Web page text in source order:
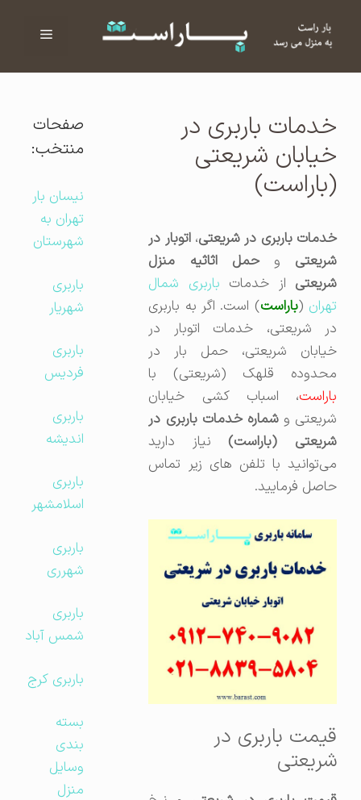
فهرست
خدمات باربری در
خیابان شریعتی
(باراست)
خدمات باربری در شریعتی،اتوبار در
شریعتیو
حمل اثاثیه منزل
شریعتیاز خدماتباربری شمال
تهران(باراست) است. اگر به باربری
در شریعتی، خدمات اتوبار در
خیابان شریعتی، حمل بار در
محدوده قلهک (شریعتی) با
باراست، اسباب کشی خیابان
شریعتی وشماره خدمات باربری در
شریعتی (باراست)نیاز دارید
می‌توانید با تلفن های زیر تماس
حاصل فرمایید.
قیمت باربری در
شریعتی
صفحات
منتخب:
نیسان بار
تهران به
شهرستان
باربری
شهریار
باربری
فردیس
باربری
اندیشه
باربری
اسلامشهر
باربری
شهرری
باربری
شمس آباد
باربری کرج
بسته
بندی
وسایل
منزل